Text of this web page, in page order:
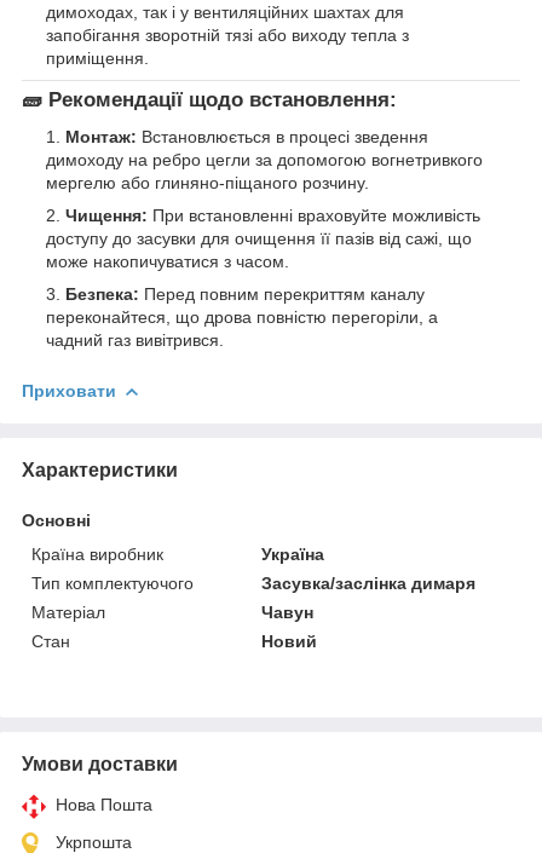
димоходах, так і у вентиляційних шахтах для
запобігання зворотній тязі або виходу тепла з
приміщення.
🧱 Рекомендації щодо встановлення:
Монтаж: Встановлюється в процесі зведення
димоходу на ребро цегли за допомогою вогнетривкого
мергелю або глиняно-піщаного розчину.
Чищення: При встановленні враховуйте можливість
доступу до засувки для очищення її пазів від сажі, що
може накопичуватися з часом.
Безпека: Перед повним перекриттям каналу
переконайтеся, що дрова повністю перегоріли, а
чадний газ вивітрився.
Приховати
Характеристики
Основні
Країна виробник
Україна
Тип комплектуючого
Засувка/заслінка димаря
Матеріал
Чавун
Стан
Новий
Умови доставки
Нова Пошта
Укрпошта